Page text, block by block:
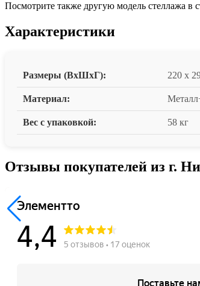
Посмотрите также другую модель стеллажа в
Характеристики
Размеры (ВxШxГ): 220 x
Материал:
Вес с упаковкой: 58 кг
Отзывы покупателей из г.